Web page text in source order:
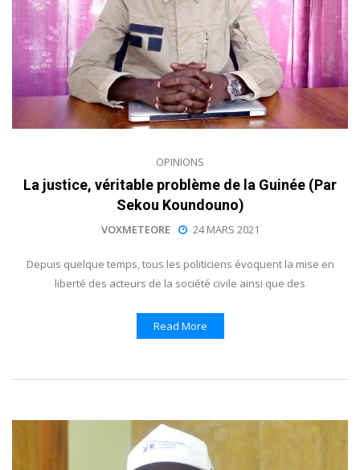
OPINIONS
La justice, véritable problème de la Guinée (Par
Sekou Koundouno)
VOXMETEORE 24 MARS 2021
Depuis quelque temps, tous les politiciens évoquent la mise en
liberté des acteurs de la société civile ainsi que des
Read More